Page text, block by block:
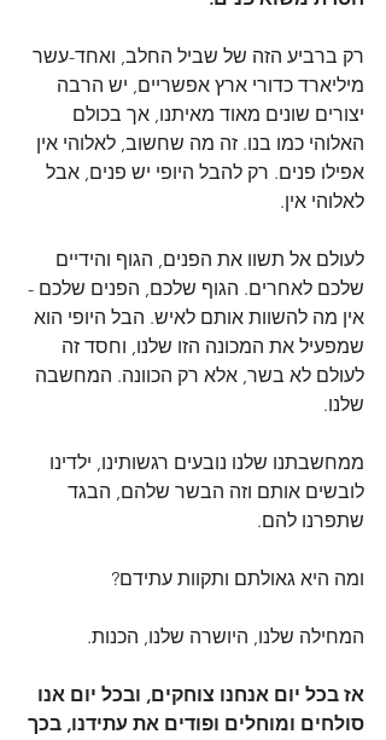
רק ברביע הזה של שביל החלב, ואחד-עשר
מיליארד כדורי ארץ אפשריים, יש הרבה
יצורים שונים מאוד מאיתנו, אך בכולם
האלוהי כמו בנו. זה מה שחשוב, לאלוהי אין
אפילו פנים. רק להבל היופי יש פנים, אבל
לאלוהי אין.
לעולם אל תשוו את הפנים, הגוף והידיים
שלכם לאחרים. הגוף שלכם, הפנים שלכם -
אין מה להשוות אותם לאיש. הבל היופי הוא
שמפעיל את המכונה הזו שלנו, וחסד זה
לעולם לא בשר, אלא רק הכוונה. המחשבה
שלנו.
ממחשבתנו שלנו נובעים רגשותינו, ילדינו
לובשים אותם וזה הבשר שלהם, הבגד
שתפרנו להם.
ומה היא גאולתם ותקוות עתידם?
המחילה שלנו, היושרה שלנו, הכנות.
אז בכל יום אנחנו צוחקים, ובכל יום אנו
סולחים ומוחלים ופודים את עתידנו, בכך